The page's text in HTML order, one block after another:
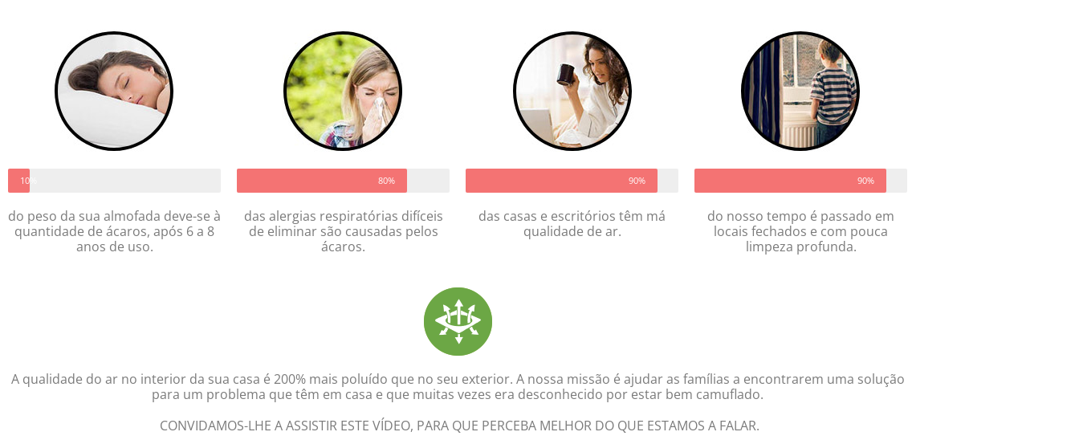
10%
do peso da sua almofada deve-se à
quantidade de ácaros, após 6 a 8
anos de uso.
80%
das alergias respiratórias difíceis
de eliminar são causadas pelos
ácaros.
90%
das casas e escritórios têm má
qualidade de ar.
90%
do nosso tempo é passado em
locais fechados e com pouca
limpeza profunda.
A qualidade do ar no interior da sua casa é 200% mais poluído que no seu exterior. A nossa missão é ajudar as famílias a encontrarem uma solução
para um problema que têm em casa e que muitas vezes era desconhecido por estar bem camuflado.
CONVIDAMOS-LHE A ASSISTIR ESTE VÍDEO, PARA QUE PERCEBA MELHOR DO QUE ESTAMOS A FALAR.